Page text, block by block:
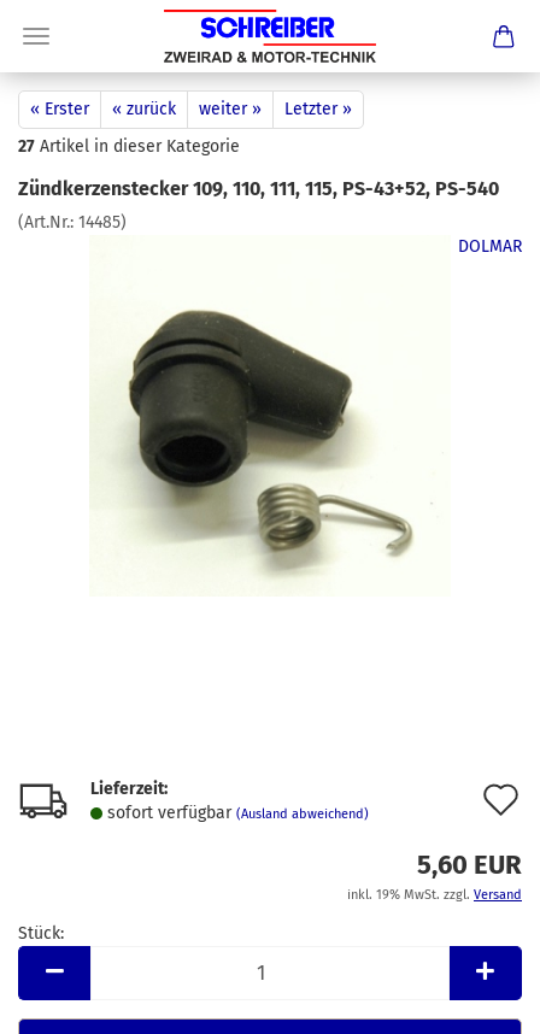
« Erster « zurück weiter »
Letzter »
27 Artikel in dieser Kategorie
Zündkerzenstecker 109, 110, 111, 115, PS-43+52, PS-540
(Art.Nr.: 14485)
DOLMAR
Lieferzeit:
sofort verfügbar (Ausland abweichend)
5,60 EUR
inkl. 19% MwSt. zzgl. Versand
Stück:
Stück